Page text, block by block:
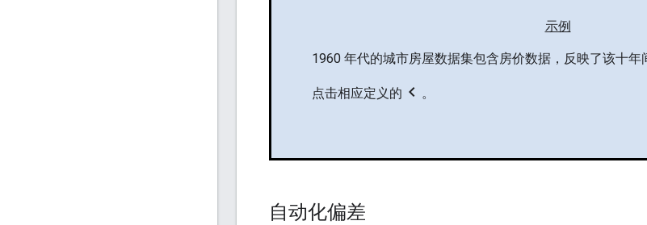
示例
1960 年代的城市房屋数据集包含房价数据，反映了该十年
点击相应定义的 chevron_left 。
自动化偏差